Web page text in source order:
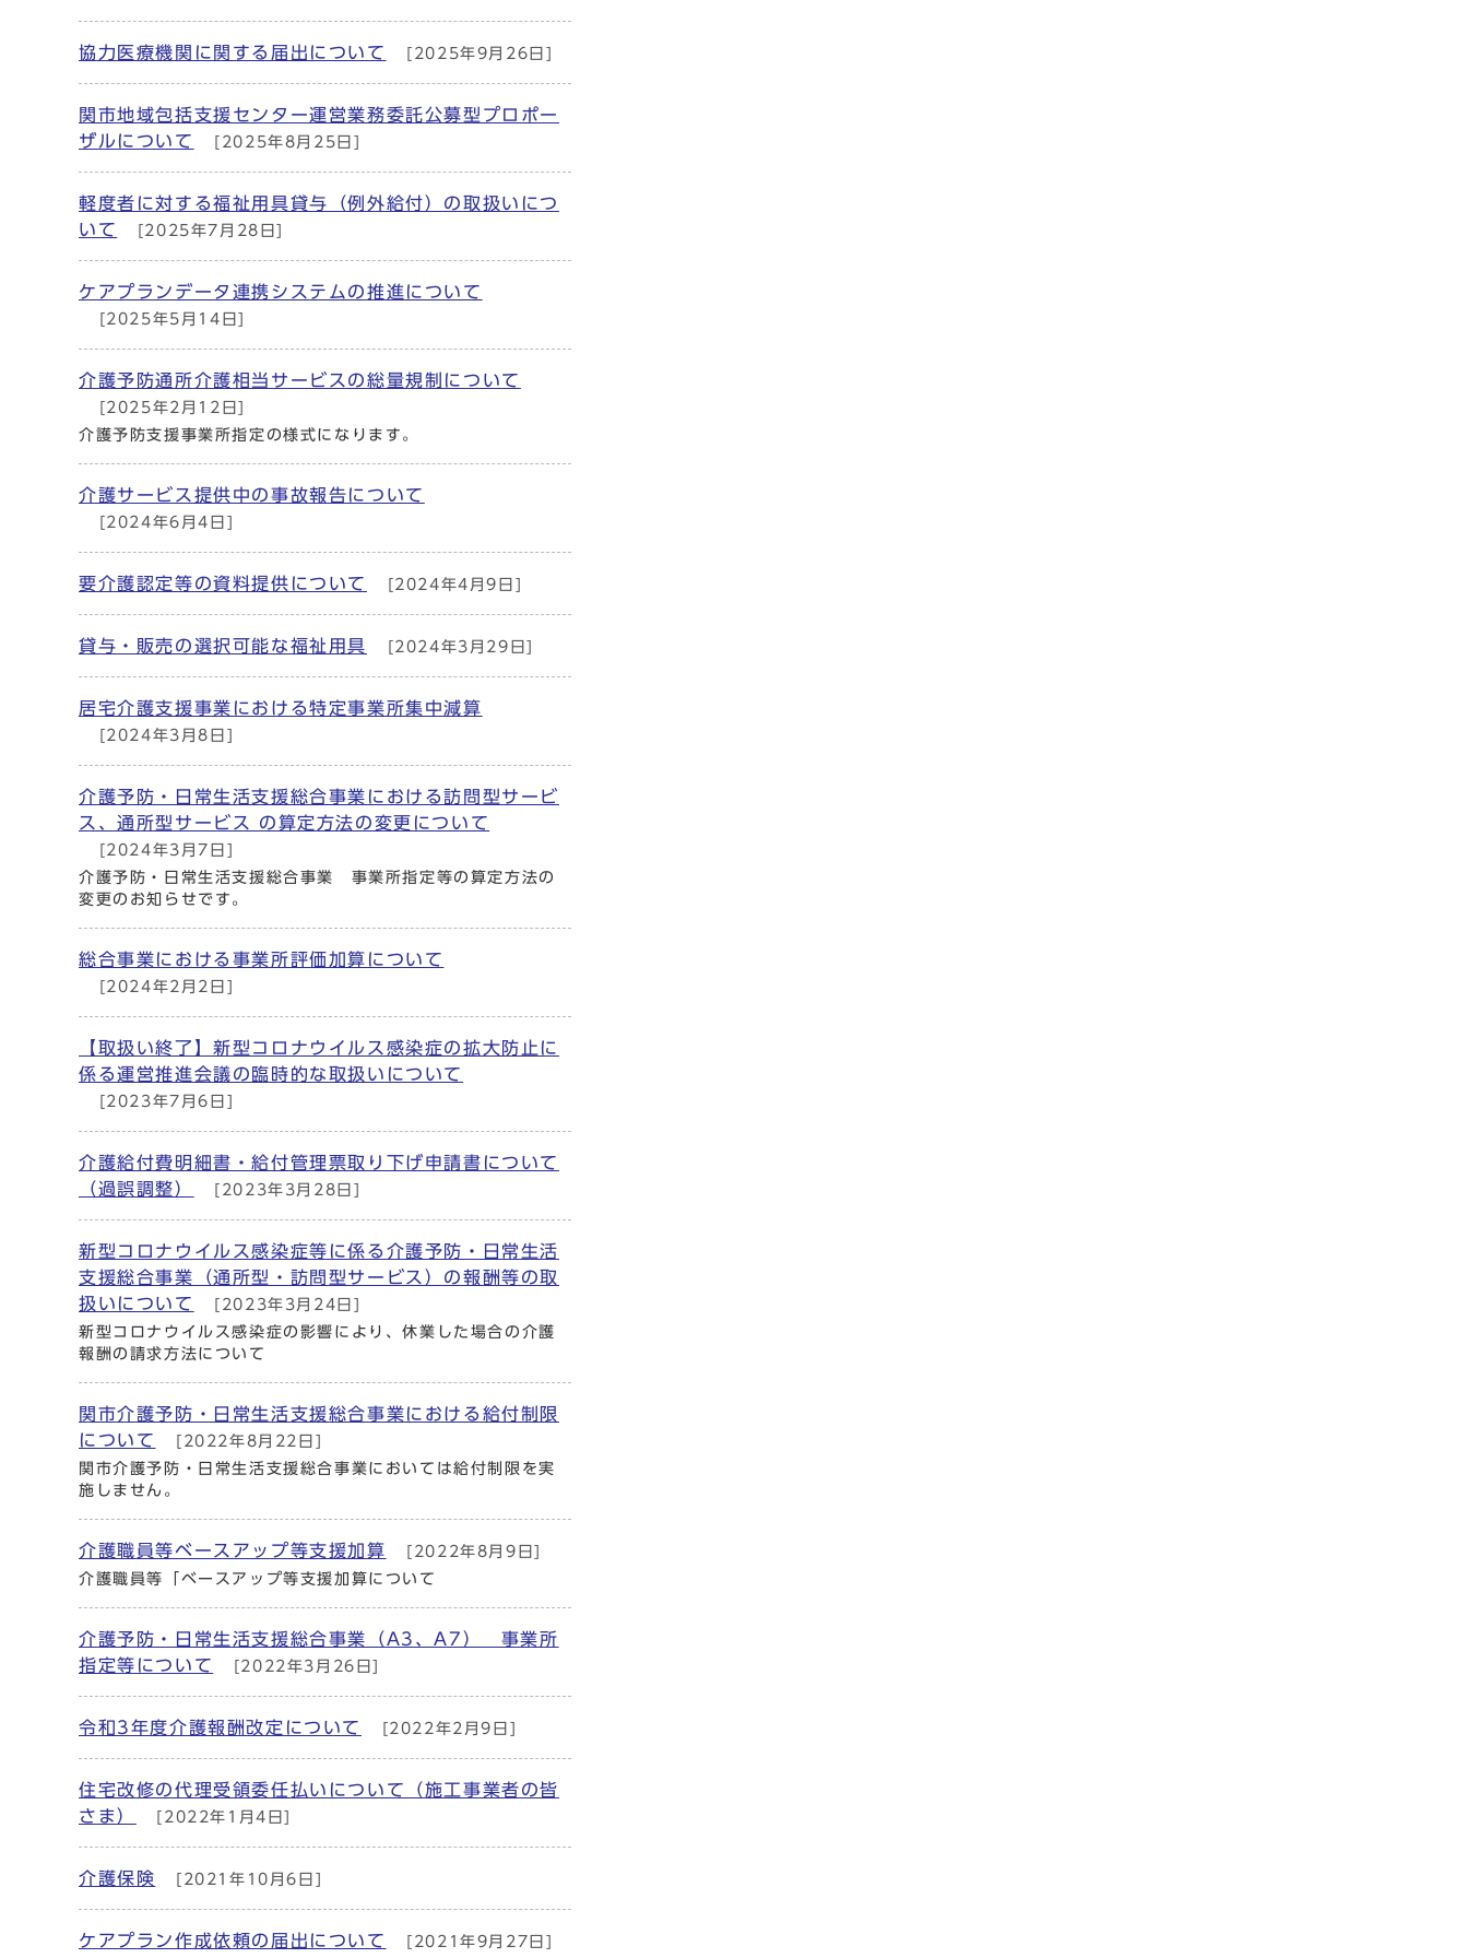
協力医療機関に関する届出について [2025年9月26日]
関市地域包括支援センター運営業務委託公募型プロポー
ザルについて
[2025年8月25日]
軽度者に対する福祉用具貸与（例外給付）の取扱いにつ
いて
[2025年7月28日]
ケアプランデータ連携システムの推進について
[2025年5月14日]
介護予防通所介護相当サービスの総量規制について
[2025年2月12日]
介護予防支援事業所指定の様式になります。
介護サービス提供中の事故報告について
[2024年6月4日]
要介護認定等の資料提供について [2024年4月9日]
貸与・販売の選択可能な福祉用具 [2024年3月29日]
居宅介護⽀援事業における特定事業所集中減算
[2024年3月8日]
介護予防・日常生活支援総合事業における訪問型サービ
ス、通所型サービス の算定方法の変更について
[2024年3月7日]
介護予防・日常生活支援総合事業 事業所指定等の算定方法の
変更のお知らせです。
総合事業における事業所評価加算について
[2024年2月2日]
【取扱い終了】新型コロナウイルス感染症の拡大防止に
係る運営推進会議の臨時的な取扱いについて
[2023年7月6日]
介護給付費明細書・給付管理票取り下げ申請書について
（過誤調整）
[2023年3月28日]
新型コロナウイルス感染症等に係る介護予防・日常生活
支援総合事業（通所型・訪問型サービス）の報酬等の取
扱いについて
[2023年3月24日]
新型コロナウイルス感染症の影響により、休業した場合の介護
報酬の請求方法について
関市介護予防・日常生活支援総合事業における給付制限
について
[2022年8月22日]
関市介護予防・日常生活支援総合事業においては給付制限を実
施しません。
介護職員等ベースアップ等支援加算
[2022年8月9日]
介護職員等「ベースアップ等支援加算について
介護予防・日常生活支援総合事業（A3、A7） 事業所
指定等について
[2022年3月26日]
令和3年度介護報酬改定について [2022年2月9日]
住宅改修の代理受領委任払いについて（施工事業者の皆
さま）
[2022年1月4日]
介護保険 [2021年10月6日]
ケアプラン作成依頼の届出について [2021年9月27日]